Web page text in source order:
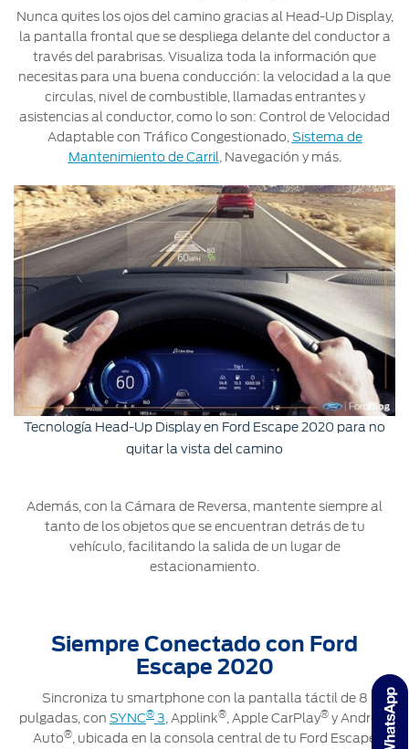
Tecnología Head-Up Display en Ford Escape 2020 para no
quitar la vista del camino
Nunca quites los ojos del camino gracias al Head-Up Display,
la pantalla frontal que se despliega delante del conductor a
través del parabrisas. Visualiza toda la información que
necesitas para una buena conducción: la velocidad a la que
circulas, nivel de combustible, llamadas entrantes y
asistencias al conductor, como lo son: Control de Velocidad
Adaptable con Tráfico Congestionado, Sistema de
Mantenimiento de Carril
, Navegación y más.
Además, con la Cámara de Reversa, mantente siempre al
tanto de los objetos que se encuentran detrás de tu
vehículo, facilitando la salida de un lugar de
estacionamiento.
Siempre Conectado con Ford
Escape 2020
Sincroniza tu smartphone con la pantalla táctil de 8
pulgadas, con SYNC® 3 , Applink® , Apple CarPlay® y Android
Auto® , ubicada en la consola central de tu Ford Escape